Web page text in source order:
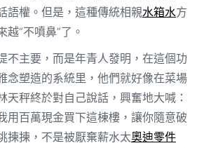
語權。但是，這種傳統相親水箱水方
“不噴鼻”了。
不主要，而是年青人發明，在這個功
念塑造的系統里，他們就好像在菜場
天秤終於對自己說話，興奮地大喊：
用百萬現金買下這棟樓，讓你隨意破
揀揀，不是被厭棄薪水太奧迪零件